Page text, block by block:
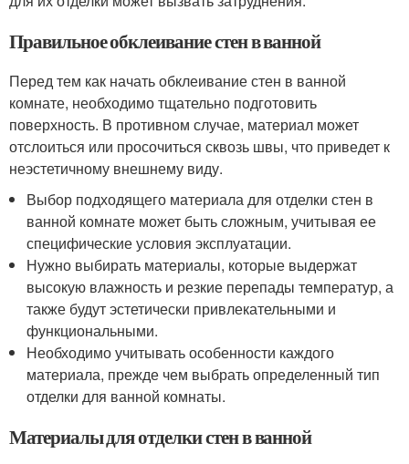
Правильное обклеивание стен в ванной
Перед тем как начать обклеивание стен в ванной
комнате, необходимо тщательно подготовить
поверхность. В противном случае, материал может
отслоиться или просочиться сквозь швы, что приведет к
неэстетичному внешнему виду.
Выбор подходящего материала для отделки стен в
ванной комнате может быть сложным, учитывая ее
специфические условия эксплуатации.
Нужно выбирать материалы, которые выдержат
высокую влажность и резкие перепады температур, а
также будут эстетически привлекательными и
функциональными.
Необходимо учитывать особенности каждого
материала, прежде чем выбрать определенный тип
отделки для ванной комнаты.
Материалы для отделки стен в ванной